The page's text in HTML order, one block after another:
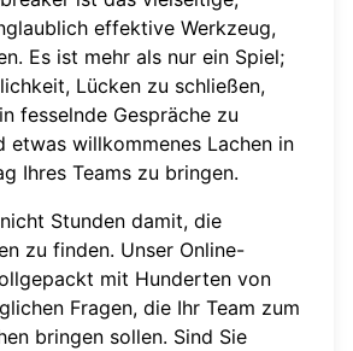
effektive Werkzeug,
Es ist mehr als nur ein Spiel;
Lücken zu schließen,
fesselnde Gespräche zu
etwas willkommenes Lachen in
Ihres Teams zu bringen.
Stunden damit, die
zu finden. Unser Online-
mit Hunderten von
Fragen, die Ihr Team zum
bringen sollen. Sind Sie